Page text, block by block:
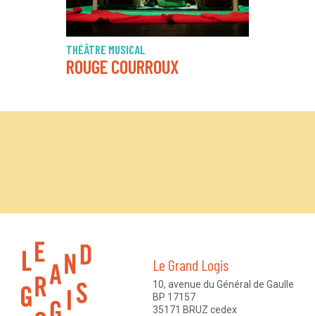
THÉÂTRE MUSICAL
ROUGE COURROUX
Le Grand Logis
10, avenue du Général de Gaulle
BP 17157
35171 BRUZ cedex